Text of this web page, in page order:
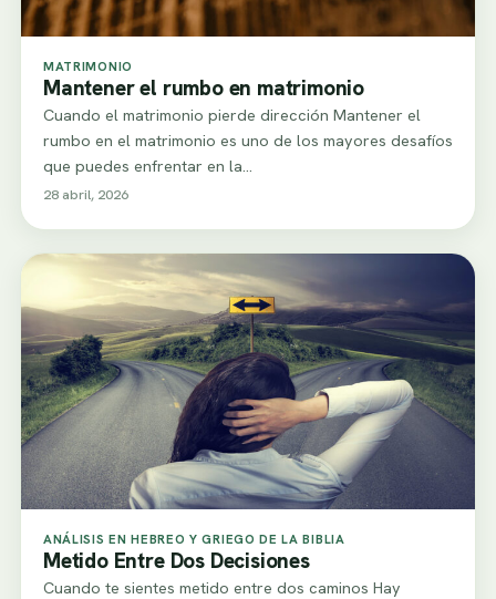
MATRIMONIO
Mantener el rumbo en matrimonio
Cuando el matrimonio pierde dirección Mantener el
rumbo en el matrimonio es uno de los mayores desafíos
que puedes enfrentar en la…
28 abril, 2026
ANÁLISIS EN HEBREO Y GRIEGO DE LA BIBLIA
Metido Entre Dos Decisiones
Cuando te sientes metido entre dos caminos Hay